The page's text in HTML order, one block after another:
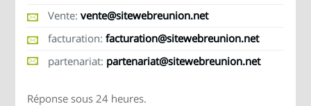
Vente: vente@sitewebreunion.net
facturation: facturation@sitewebreunion.net
partenariat: partenariat@sitewebreunion.net
Réponse sous 24 heures.